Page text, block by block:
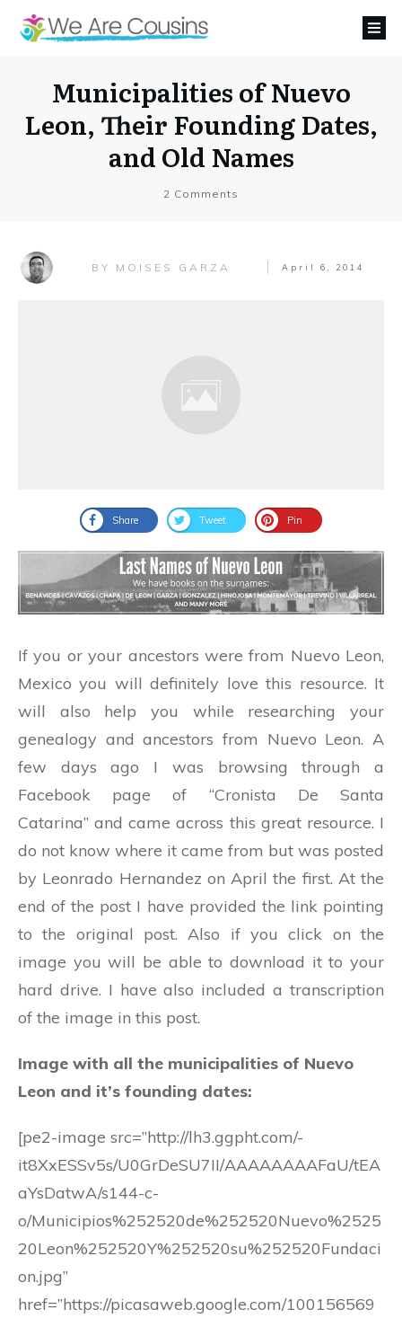
Municipalities of Nuevo
Leon, Their Founding Dates,
and Old Names
2 Comments
BY MOISES GARZA April 6, 2014
Share Tweet Pin
If you or your ancestors were from Nuevo Leon,
Mexico you will definitely love this resource. It
will also help you while researching your
genealogy and ancestors from Nuevo Leon. A
few days ago I was browsing through a
Facebook page of “Cronista De Santa
Catarina” and came across this great resource. I
do not know where it came from but was posted
by Leonrado Hernandez on April the first. At the
end of the post I have provided the link pointing
to the original post. Also if you click on the
image you will be able to download it to your
hard drive. I have also included a transcription
of the image in this post.
Image with all the municipalities of Nuevo
Leon and it’s founding dates:
[pe2-image src=”http://lh3.ggpht.com/-
it8XxESSv5s/U0GrDeSU7II/AAAAAAAAFaU/tEA
aYsDatwA/s144-c-
o/Municipios%252520de%252520Nuevo%2525
20Leon%252520Y%252520su%252520Fundaci
on.jpg”
href=”https://picasaweb.google.com/100156569